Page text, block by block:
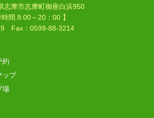
志摩市志摩町御座白浜950
間 8:00～20：00 】
Fax：0599-88-3214
約
ップ
場